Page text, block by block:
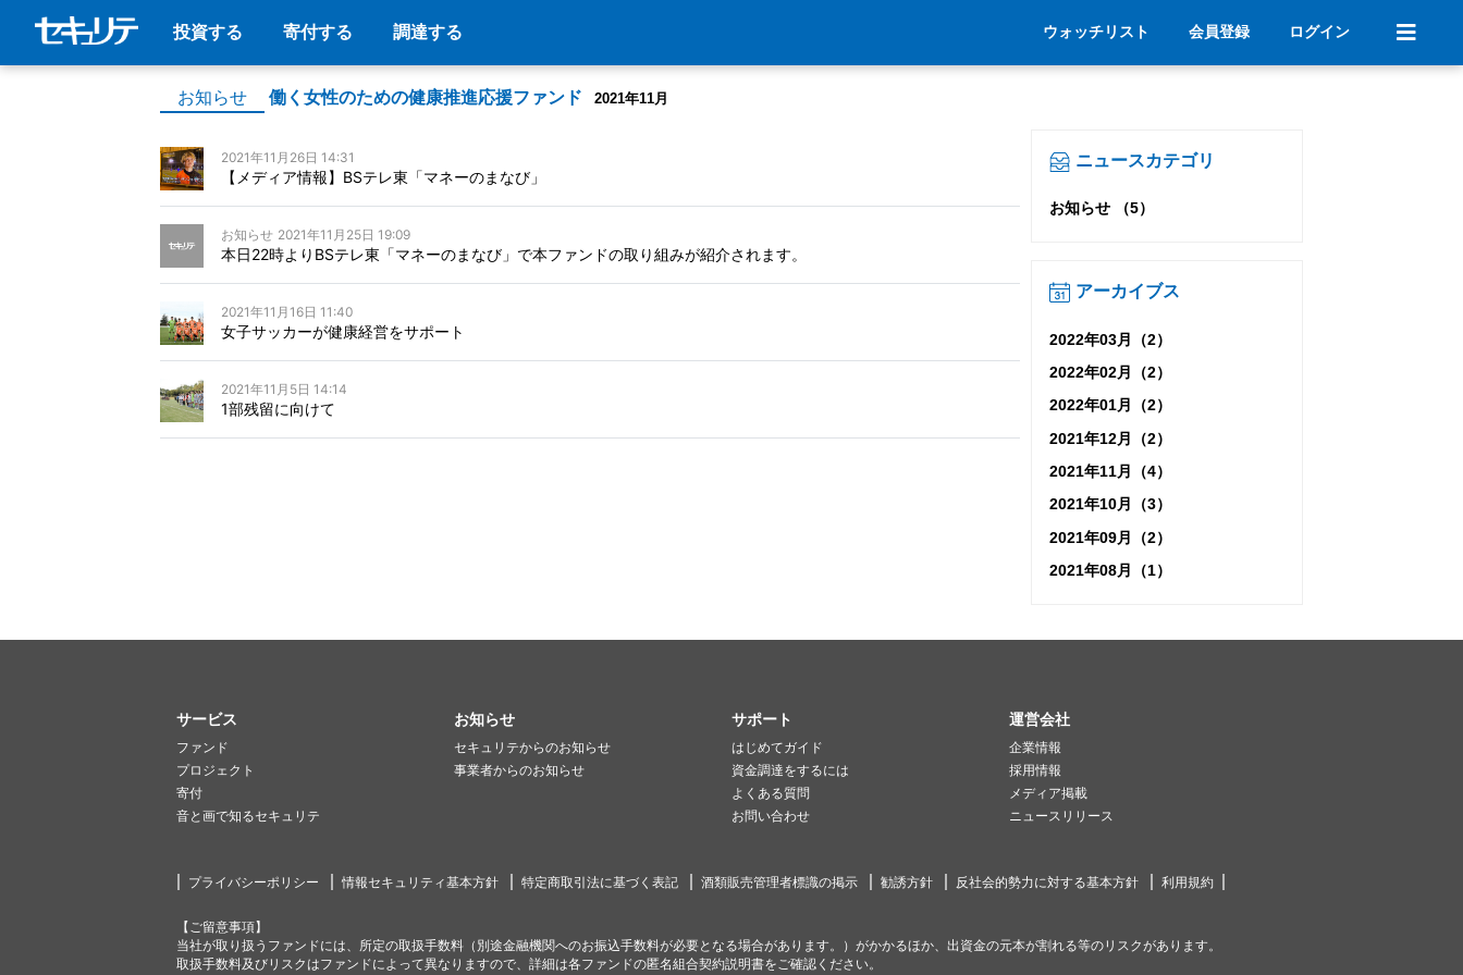
投資する 寄付する 調達する ウォッチリスト 会員登録 ログイン
お知らせ 働く女性のための健康推進応援ファンド 2021年11月
2021年11月26日 14:31
【メディア情報】BSテレ東「マネーのまなび」
お知らせ 2021年11月25日 19:09
本日22時よりBSテレ東「マネーのまなび」で本ファンドの取り組みが紹介されます。
2021年11月16日 11:40
女子サッカーが健康経営をサポート
2021年11月5日 14:14
1部残留に向けて
ニュースカテゴリ
お知らせ （5）
アーカイブス
2022年03月（2）
2022年02月（2）
2022年01月（2）
2021年12月（2）
2021年11月（4）
2021年10月（3）
2021年09月（2）
2021年08月（1）
サービス
ファンド
プロジェクト
寄付
音と画で知るセキュリテ
お知らせ
セキュリテからのお知らせ
事業者からのお知らせ
サポート
はじめてガイド
資金調達をするには
よくある質問
お問い合わせ
運営会社
企業情報
採用情報
メディア掲載
ニュースリリース
プライバシーポリシー 情報セキュリティ基本方針 特定商取引法に基づく表記 酒類販売管理者標識の掲示 勧誘方針 反社会的勢力に対する基本方針 利用規約
【ご留意事項】
当社が取り扱うファンドには、所定の取扱手数料（別途金融機関へのお振込手数料が必要となる場合があります。）がかかるほか、出資金の元本が割れる等のリスクがあります。
取扱手数料及びリスクはファンドによって異なりますので、詳細は各ファンドの匿名組合契約説明書をご確認ください。